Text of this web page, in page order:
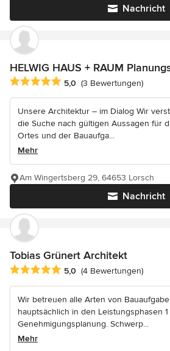
Nachricht
HELWIG HAUS + RAUM
Durchschnittliche Bewertung: 5 von 5
5,0 (3 Bewertungen)
Unsere Architektur – im Dialog Wir
die Suche nach gültigen Aussagen für
Ortes und der Bauaufga...
Mehr
Nachricht
Am Wingertsberg 29, 64653 Lorsch
Tobias Grünert Architekt
Durchschnittliche Bewertung: 5 von 5
5,0 (4 Bewertungen)
Wir betreuen alle Arten von
hauptsächlich in den Leistungsphasen
Genehmigungsplanung. Schwerp...
Mehr